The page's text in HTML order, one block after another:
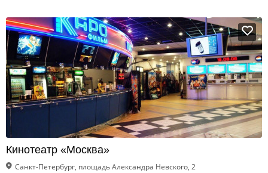
Кинотеатр «Москва»
Санкт-Петербург, площадь Александра Невского, 2